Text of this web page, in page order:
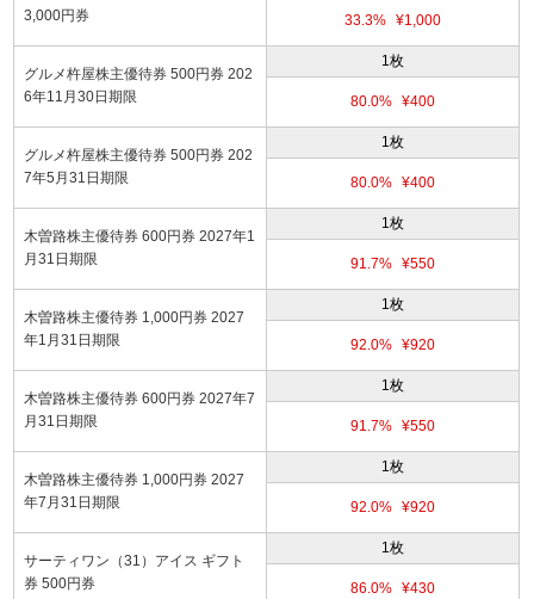
3,000円券
33.3% ¥1,000
グルメ杵屋株主優待券 500円券 202
6年11月30日期限
1枚
80.0% ¥400
グルメ杵屋株主優待券 500円券 202
7年5月31日期限
1枚
80.0% ¥400
木曽路株主優待券 600円券 2027年1
月31日期限
1枚
91.7% ¥550
木曽路株主優待券 1,000円券 2027
年1月31日期限
1枚
92.0% ¥920
木曽路株主優待券 600円券 2027年7
月31日期限
1枚
91.7% ¥550
木曽路株主優待券 1,000円券 2027
年7月31日期限
1枚
92.0% ¥920
サーティワン（31）アイス ギフト
券 500円券
1枚
86.0% ¥430